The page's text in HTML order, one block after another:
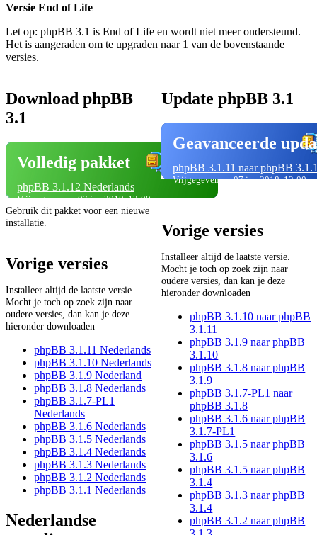
Versie End of Life
Let op: phpBB 3.1 is End of Life en wordt niet meer ondersteund.
Het is aangeraden om te upgraden naar 1 van de bovenstaande
versies.
Download phpBB
3.1
Volledig pakket
phpBB 3.1.12 Nederlands
Vrijgegeven op 07 jan 2018, 12:00
Gebruik dit pakket voor een nieuwe
installatie.
Vorige versies
Installeer altijd de laatste versie.
Mocht je toch op zoek zijn naar
oudere versies, dan kan je deze
hieronder downloaden
phpBB 3.1.11 Nederlands
phpBB 3.1.10 Nederlands
phpBB 3.1.9 Nederland
phpBB 3.1.8 Nederlands
phpBB 3.1.7-PL1
Nederlands
phpBB 3.1.6 Nederlands
phpBB 3.1.5 Nederlands
phpBB 3.1.4 Nederlands
phpBB 3.1.3 Nederlands
phpBB 3.1.2 Nederlands
phpBB 3.1.1 Nederlands
Nederlandse
Update phpBB 3.1
Geavanceerde
phpBB 3.1.11 naar phpBB
Vrijgegeven op 07 jan 2018, 12:00
Vorige versies
Installeer altijd de laatste versie.
Mocht je toch op zoek zijn naar
oudere versies, dan kan je deze
hieronder downloaden
phpBB 3.1.10 naar phpBB
3.1.11
phpBB 3.1.9 naar phpBB
3.1.10
phpBB 3.1.8 naar phpBB
3.1.9
phpBB 3.1.7-PL1 naar
phpBB 3.1.8
phpBB 3.1.6 naar phpBB
3.1.7-PL1
phpBB 3.1.5 naar phpBB
3.1.6
phpBB 3.1.5 naar phpBB
3.1.4
phpBB 3.1.3 naar phpBB
3.1.4
phpBB 3.1.2 naar phpBB